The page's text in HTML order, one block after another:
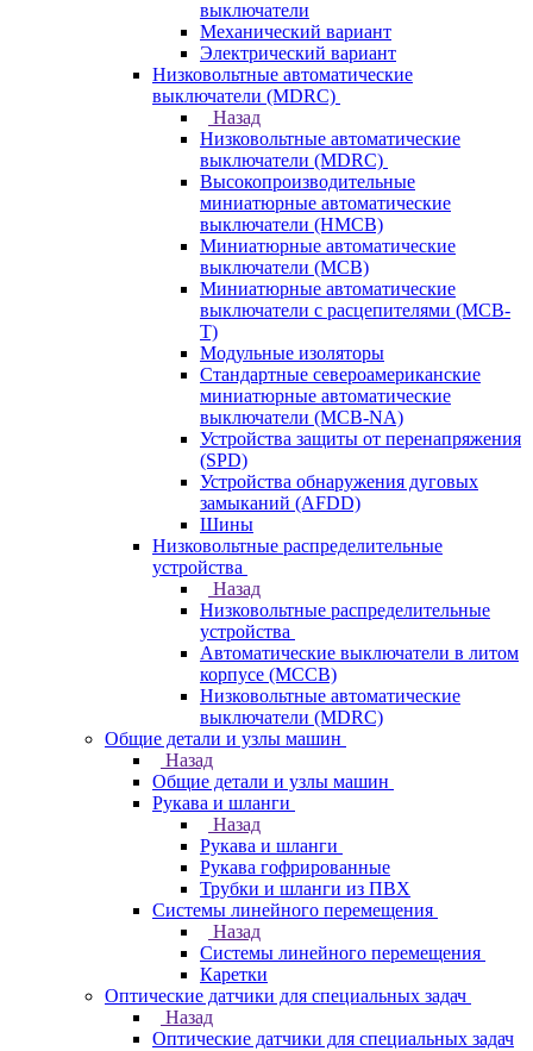
выключатели
Механический вариант
Электрический вариант
Низковольтные автоматические
выключатели (MDRC)
Назад
Низковольтные автоматические
выключатели (MDRC)
Высокопроизводительные
миниатюрные автоматические
выключатели (HMCB)
Миниатюрные автоматические
выключатели (MCB)
Миниатюрные автоматические
выключатели с расцепителями (MCB-
T)
Модульные изоляторы
Стандартные североамериканские
миниатюрные автоматические
выключатели (MCB-NA)
Устройства защиты от перенапряжения
(SPD)
Устройства обнаружения дуговых
замыканий (AFDD)
Шины
Низковольтные распределительные
устройства
Назад
Низковольтные распределительные
устройства
Автоматические выключатели в литом
корпусе (MCCB)
Низковольтные автоматические
выключатели (MDRC)
Общие детали и узлы машин
Назад
Общие детали и узлы машин
Рукава и шланги
Назад
Рукава и шланги
Рукава гофрированные
Трубки и шланги из ПВХ
Системы линейного перемещения
Назад
Системы линейного перемещения
Каретки
Оптические датчики для специальных задач
Назад
Оптические датчики для специальных задач